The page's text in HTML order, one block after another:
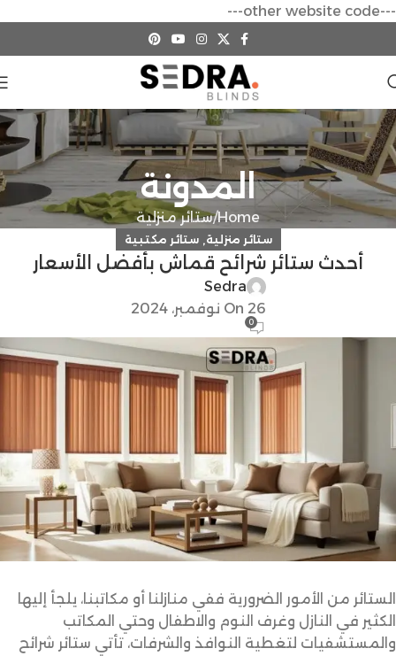
---other website code---
المدونة
Home ستائر منزلية
ستائر منزلية,ستائر مكتبية
أحدث ستائر شرائح قماش بأفضل الأسعار
Sedra
On 26 نوفمبر، 2024
0
الستائر من الأمور الضرورية ففي منازلنا أو مكاتبنا، يلجأ إليها
الكثير في النازل وغرف النوم والاطفال وحتي المكاتب
والمستشفيات لتغطية النوافذ والشرفات، تأتي ستائر شرائح